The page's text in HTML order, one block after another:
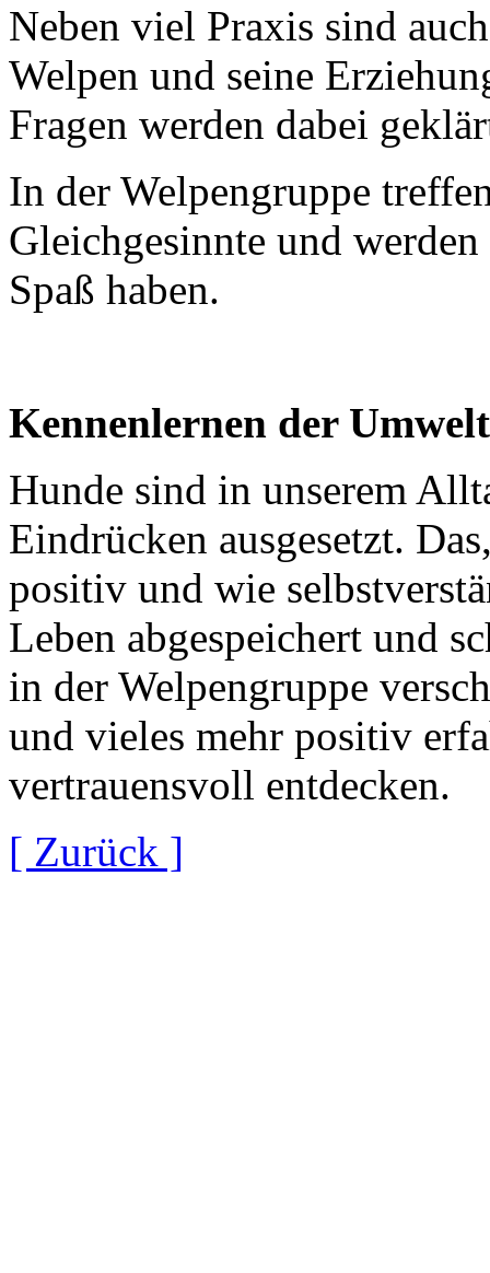
Neben viel Praxis sind
Welpen und seine
Fragen werden dabei
In der Welpengruppe
Gleichgesinnte und
Spaß haben.
Kennenlernen der
Hunde sind in unserem
Eindrücken ausgesetzt.
positiv und wie
Leben abgespeichert und
in der Welpengruppe
und vieles mehr positiv
vertrauensvoll entdecken.
[ Zurück ]